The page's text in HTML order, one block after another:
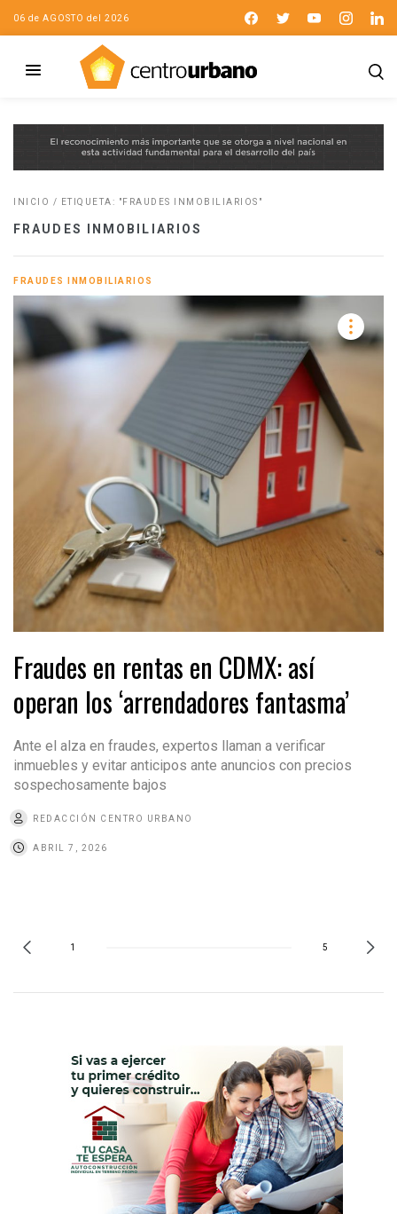
06 de AGOSTO del 2026
INICIO / ETIQUETA: "FRAUDES INMOBILIARIOS"
FRAUDES INMOBILIARIOS
FRAUDES INMOBILIARIOS
Fraudes en rentas en CDMX: así
operan los ‘arrendadores fantasma’
Ante el alza en fraudes, expertos llaman a verificar
inmuebles y evitar anticipos ante anuncios con precios
sospechosamente bajos
REDACCIÓN CENTRO URBANO
ABRIL 7, 2026
1 5